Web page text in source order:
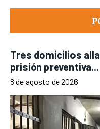
Tres domicilios
prisión preventiva...
8 de agosto de 2026